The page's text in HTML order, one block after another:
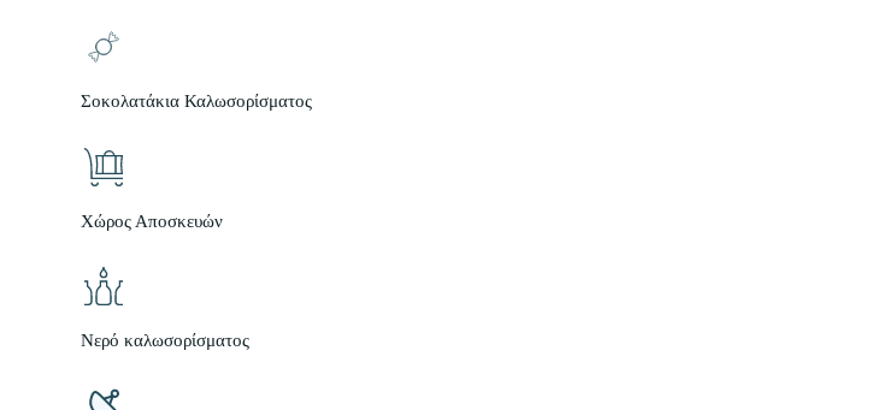
Σοκολατάκια Καλωσορίσματος
Χώρος Αποσκευών
Νερό καλωσορίσματος